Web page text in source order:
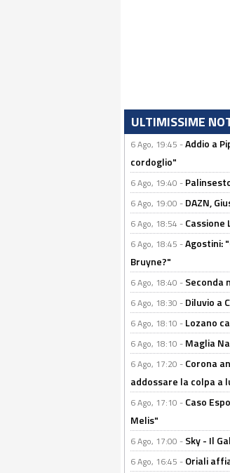
ULTIMISSIME
6 Ago, 19:45 -Addio a
cordoglio"
6 Ago, 19:40 -
6 Ago, 19:00 - DAZN,
6 Ago, 18:54 -
6 Ago, 18:45 -Agostini:
Bruyne?"
6 Ago, 18:40 - Seconda
6 Ago, 18:30 - Diluvio a
6 Ago, 18:10 - Lozano
6 Ago, 18:10 - Maglia
6 Ago, 17:20 - Corona
addossare la colpa a
6 Ago, 17:10 - Caso
Melis"
6 Ago, 17:00 - Sky - Il
6 Ago, 16:45 - Oriali